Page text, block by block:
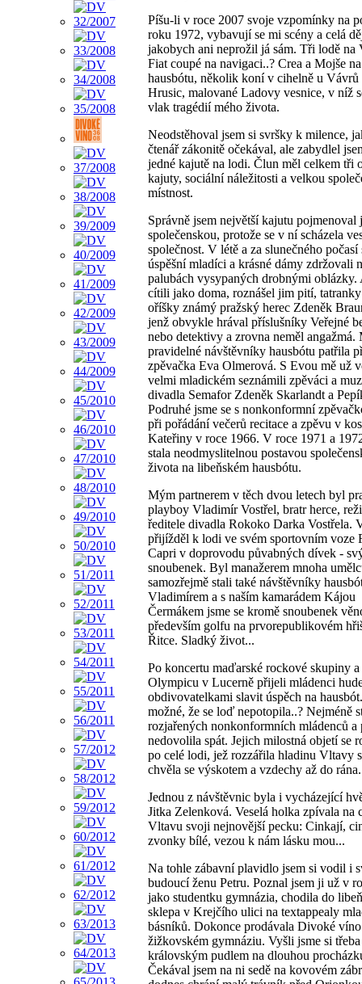
Píšu-li v roce 2007 svoje vzpomínky na
roku 1972, vybavují se mi scény a celá
jakobych ani neprožil já sám. Tři lodě na
Fiat coupé na navigaci..? Crea a Mojše na
hausbótu, několik koní v cihelně u
Hrusic, malované Ladovy vesnice, v níž
vlak tragédií mého života.
Neodstěhoval jsem si svršky k milence,
čtenář zákonitě očekával, ale zabydlel
jedné kajutě na lodi. Člun měl celkem tři
kajuty, sociální náležitosti a velkou
místnost.
Správně jsem největší kajutu pojmenoval
společenskou, protože se v ní scházela
společnost. V létě a za slunečného počasí
úspěšní mladíci a krásné dámy zdržovali
palubách vysypaných drobnými oblázky.
cítili jako doma, roznášel jim pití,
oříšky známý pražský herec Zdeněk
jenž obvykle hrával příslušníky Veřejné
nebo detektivy a zrovna neměl angažmá.
pravidelné návštěvníky hausbótu patřila
zpěvačka Eva Olmerová. S Evou mě už
velmi mladickém seznámili zpěváci a
divadla Semafor Zdeněk Skarlandt a
Podruhé jsme se s nonkonformní
při pořádání večerů recitace a zpěvu v
Kateřiny v roce 1966. V roce 1971 a
stala neodmyslitelnou postavou
života na libeňském hausbótu.
Mým partnerem v těch dvou letech byl
playboy Vladimír Vostřel, bratr herce,
ředitele divadla Rokoko Darka Vostřela.
přijížděl k lodi ve svém sportovním voze
Capri v doprovodu půvabných dívek -
snoubenek. Byl manažerem mnoha
samozřejmě stali také návštěvníky
Vladimírem a s naším kamarádem Kájou
Čermákem jsme se kromě snoubenek
především golfu na prvorepublikovém
Řitce. Sladký život...
Po koncertu maďarské rockové skupiny a
Olympicu v Lucerně přijeli mládenci
obdivovatelkami slavit úspěch na
možné, že se loď nepotopila..? Nejméně
rozjařených nonkonformních mládenců a
nedovolila spát. Jejich milostná objetí se
po celé lodi, jež rozzářila hladinu Vltavy
chvěla se výskotem a vzdechy až do rána.
Jednou z návštěvnic byla i vycházející
Jitka Zelenková. Veselá holka zpívala na
Vltavu svoji nejnovější pecku: Cinkají,
zvonky bílé, vezou k nám lásku mou...
Na tohle zábavní plavidlo jsem si vodil i
budoucí ženu Petru. Poznal jsem ji už v
jako studentku gymnázia, chodila do
sklepa v Krejčího ulici na textappealy
básníků. Dokonce prodávala Divoké
žižkovském gymnáziu. Vyšli jsme si
královským pudlem na dlouhou
Čekával jsem na ni sedě na kovovém